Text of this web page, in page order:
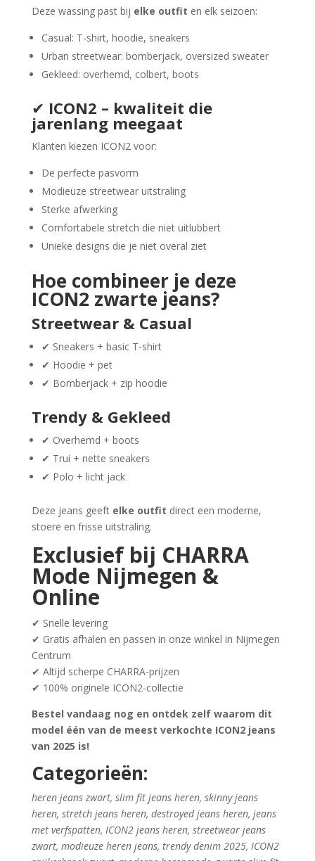
Deze wassing past bij elke outfit en elk seizoen:
Casual: T-shirt, hoodie, sneakers
Urban streetwear: bomberjack, oversized sweater
Gekleed: overhemd, colbert, boots
✔ ICON2 – kwaliteit die
jarenlang meegaat
Klanten kiezen ICON2 voor:
De perfecte pasvorm
Modieuze streetwear uitstraling
Sterke afwerking
Comfortabele stretch die niet uitlubbert
Unieke designs die je niet overal ziet
Hoe combineer je deze
ICON2 zwarte jeans?
Streetwear & Casual
✔ Sneakers + basic T-shirt
✔ Hoodie + pet
✔ Bomberjack + zip hoodie
Trendy & Gekleed
✔ Overhemd + boots
✔ Trui + nette sneakers
✔ Polo + licht jack
Deze jeans geeft elke outfit direct een moderne,
stoere en frisse uitstraling.
Exclusief bij CHARRA
Mode Nijmegen &
Online
✔ Snelle levering
✔ Gratis afhalen en passen in onze winkel in Nijmegen
Centrum
✔ Altijd scherpe CHARRA-prijzen
✔ 100% originele ICON2-collectie
Bestel vandaag nog en ontdek zelf waarom dit
model één van de meest verkochte ICON2 jeans
van 2025 is!
Categorieën:
heren jeans zwart, slim fit jeans heren, skinny jeans
heren, stretch jeans heren, destroyed jeans heren, jeans
met verfspatten, ICON2 jeans heren, streetwear jeans
zwart, modieuze heren jeans, trendy denim 2025, ICON2